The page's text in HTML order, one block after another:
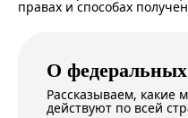
правах и способах
О федеральных
Рассказываем, какие
действуют по всей